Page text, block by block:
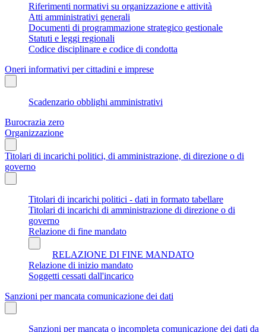
Riferimenti normativi su organizzazione e attività
Atti amministrativi generali
Documenti di programmazione strategico gestionale
Statuti e leggi regionali
Codice disciplinare e codice di condotta
Oneri informativi per cittadini e imprese
Scadenzario obblighi amministrativi
Burocrazia zero
Organizzazione
Titolari di incarichi politici, di amministrazione, di direzione o di
governo
Titolari di incarichi politici - dati in formato tabellare
Titolari di incarichi di amministrazione di direzione o di
governo
Relazione di fine mandato
RELAZIONE DI FINE MANDATO
Relazione di inizio mandato
Soggetti cessati dall'incarico
Sanzioni per mancata comunicazione dei dati
Sanzioni per mancata o incompleta comunicazione dei dati da